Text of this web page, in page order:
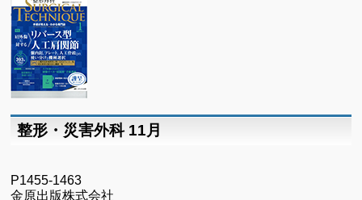
整形・災害外科 11月
P1455-1463
金原出版株式会社